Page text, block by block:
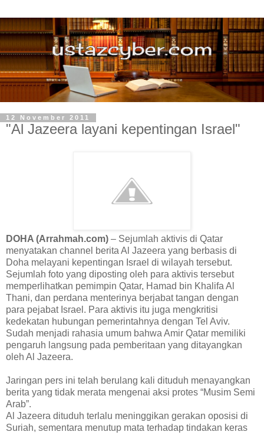
12 November 2011
"Al Jazeera layani kepentingan Israel"
DOHA (Arrahmah.com) – Sejumlah aktivis di Qatar
menyatakan channel berita Al Jazeera yang berbasis di
Doha melayani kepentingan Israel di wilayah tersebut.
Sejumlah foto yang diposting oleh para aktivis tersebut
memperlihatkan pemimpin Qatar, Hamad bin Khalifa Al
Thani, dan perdana menterinya berjabat tangan dengan
para pejabat Israel. Para aktivis itu juga mengkritisi
kedekatan hubungan pemerintahnya dengan Tel Aviv.
Sudah menjadi rahasia umum bahwa Amir Qatar memiliki
pengaruh langsung pada pemberitaan yang ditayangkan
oleh Al Jazeera.
Jaringan pers ini telah berulang kali dituduh menayangkan
berita yang tidak merata mengenai aksi protes “Musim Semi
Arab”.
Al Jazeera dituduh terlalu meninggikan gerakan oposisi di
Suriah, sementara menutup mata terhadap tindakan keras